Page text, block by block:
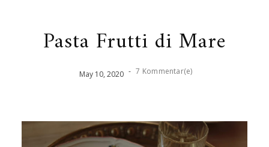
Pasta Frutti di Mare
May 10,2020 - 7 Kommentar(e)